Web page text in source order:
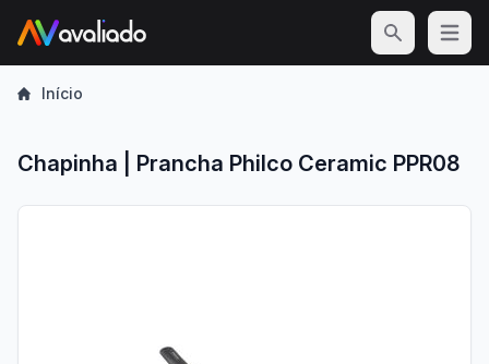
Open
Início
Chapinha | Prancha Philco Ceramic PPR08